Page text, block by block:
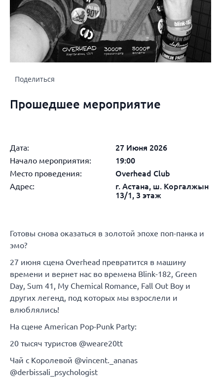
Поделиться
Прошедшее мероприятие
Дата:
27 Июня 2026
Начало мероприятия:
19:00
Место проведения:
Overhead Club
Адрес:
г. Астана, ш. Коргалжын
13/1, 3 этаж
Готовы снова оказаться в золотой эпохе поп-панка и
эмо?
27 июня сцена Overhead превратится в машину
времени и вернет нас во времена Blink-182, Green
Day, Sum 41, My Chemical Romance, Fall Out Boy и
других легенд, под которых мы взрослели и
влюблялись!
На сцене American Pop-Punk Party:
20 тысяч туристов @weare20tt
Чай с Королевой @vincent._ananas
@derbissali_psychologist